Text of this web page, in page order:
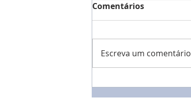
Comentários
Escreva um comentário